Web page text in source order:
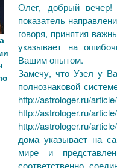
Олег, добрый вечер!
показатель
говоря, принятия
указывает на
Вашим опытом.
Замечу, что Узел у
полнознаковой
http://astrologer.ru/
http://astrologer.ru/
http://astrologer.ru/
дома указывает на
мире и
соответственно,